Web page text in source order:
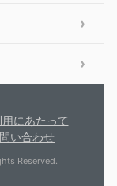
にあたって
い合わせ
Reserved.